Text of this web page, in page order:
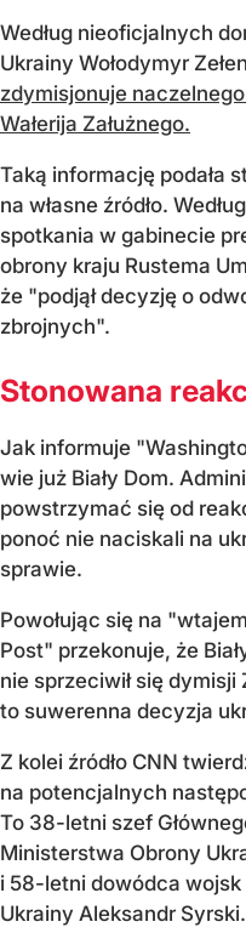
Według nieoficjalnych
Ukrainy Wołodymyr
zdymisjonuje
Wałerija Załużnego.
Taką informację podała
na własne źródło.
spotkania w gabinecie
obrony kraju Rustema
że "podjął decyzję o
zbrojnych".
Stonowana
Jak informuje
wie już Biały Dom.
powstrzymać się od
ponoć nie naciskali na
sprawie.
Powołując się na
Post" przekonuje, że
nie sprzeciwił się
to suwerenna decyzja
Z kolei źródło CNN
na potencjalnych
To 38-letni szef
Ministerstwa Obrony
i 58-letni dowódca wojsk
Ukrainy Aleksandr Syrski.